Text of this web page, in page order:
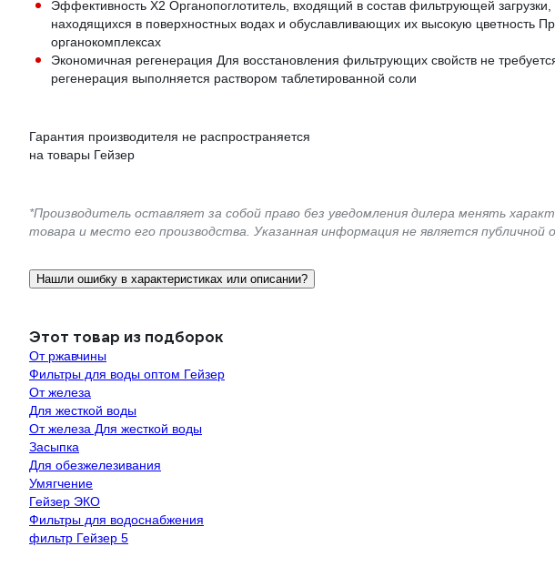
Эффективность X2 Органопоглотитель, входящий в состав фильтрующей
находящихся в поверхностных водах и обуславливающих их высокую цветность
органокомплексах
Экономичная регенерация Для восстановления фильтрующих свойств не
регенерация выполняется раствором таблетированной соли
Гарантия производителя не распространяется
на товары Гейзер
*Производитель оставляет за собой право без уведомления дилера менять
товара и место его производства. Указанная информация не является публичной
Нашли ошибку в характеристиках или описании?
Этот товар из подборок
От ржавчины
Фильтры для воды оптом Гейзер
От железа
Для жесткой воды
От железа Для жесткой воды
Засыпка
Для обезжелезивания
Умягчение
Гейзер ЭКО
Фильтры для водоснабжения
фильтр Гейзер 5